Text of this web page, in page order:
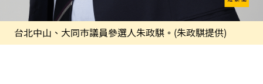
台北中山、大同市議員參選人朱政騏。(朱政騏提供)